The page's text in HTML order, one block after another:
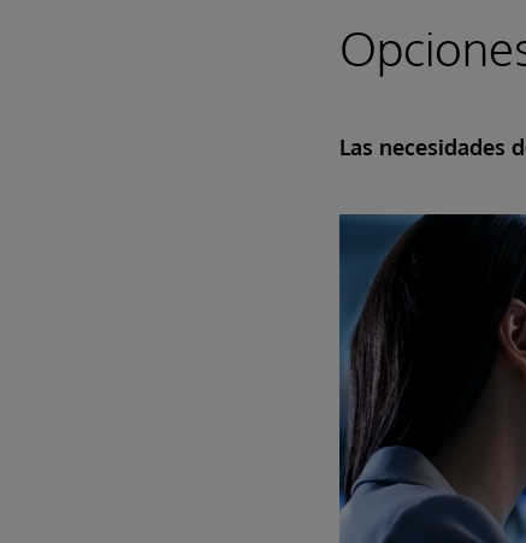
Las necesidades